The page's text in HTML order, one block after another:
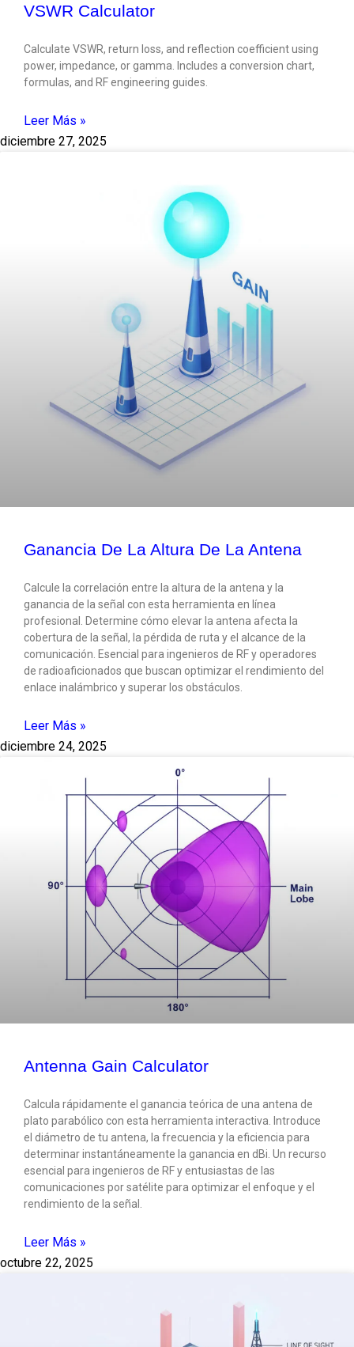
VSWR Calculator
Calculate VSWR, return loss, and reflection coefficient using
power, impedance, or gamma. Includes a conversion chart,
formulas, and RF engineering guides.
Leer Más »
diciembre 27, 2025
Ganancia De La Altura De La Antena
Calcule la correlación entre la altura de la antena y la
ganancia de la señal con esta herramienta en línea
profesional. Determine cómo elevar la antena afecta la
cobertura de la señal, la pérdida de ruta y el alcance de la
comunicación. Esencial para ingenieros de RF y operadores
de radioaficionados que buscan optimizar el rendimiento del
enlace inalámbrico y superar los obstáculos.
Leer Más »
diciembre 24, 2025
Antenna Gain Calculator
Calcula rápidamente el ganancia teórica de una antena de
plato parabólico con esta herramienta interactiva. Introduce
el diámetro de tu antena, la frecuencia y la eficiencia para
determinar instantáneamente la ganancia en dBi. Un recurso
esencial para ingenieros de RF y entusiastas de las
comunicaciones por satélite para optimizar el enfoque y el
rendimiento de la señal.
Leer Más »
octubre 22, 2025